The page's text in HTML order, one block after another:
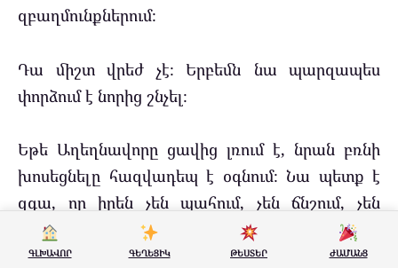
զբաղմունքներում։
Դա միշտ վրեժ չէ։ Երբեմն նա պարզապես
փորձում է նորից շնչել։
Եթե Աղեղնավորը ցավից լռում է, նրան բռնի
խոսեցնելը հազվադեպ է օգնում։ Նա պետք է
զգա, որ իրեն չեն պահում, չեն ճնշում, չեն
փակել։ Միայն այդ ժամանակ կարող է
վերադառնալ անկեղծ խոսակցության։
ԳԼԽԱՎՈՐ ԳԵՂԵՑԻԿ ԹԵՍՏԵՐ ԺԱՄԱՆՑ